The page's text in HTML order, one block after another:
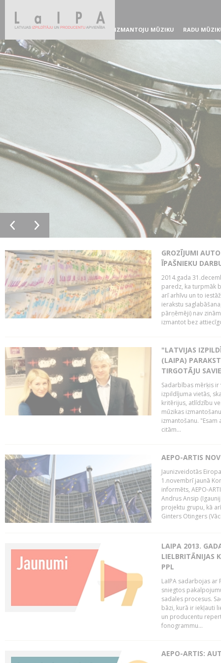
IZMANTOJU MŪZIKU RADU
GROZĪJUMI
ĪPAŠNIEKU
2014.gada
paredz, ka turpmāk
arī arhīvu un to
ierakstu
pārņēmēji) nav
izmantot bez
"LATVIJAS
(LAIPA)
TIRGOTĀJU
Sadarbības mērķis
izpildījuma vietās,
kritērijus, atlīdzību
mūzikas
izmantošanu.
citām...
AEPO-ARTIS
Jaunizveidotās
1.novembrī jaunā
informēts, AEPO-
Andrus Ansip
projektu grupu, kā
Ginters Otingers
LAIPA 2013.
LIELBRITĀNIJAS
PPL
LaIPA sadarbojas
sniegtos
sadales procesus.
bāzi, kurā ir iekļauti
un producentu
fonogrammu...
AEPO-ARTIS: